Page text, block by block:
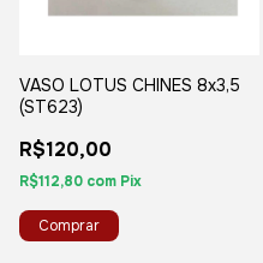
VASO LOTUS CHINES 8x3,5
(ST623)
R$120,00
R$112,80 com Pix